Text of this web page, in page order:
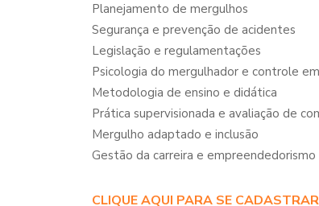
Planejamento de mergulhos
Segurança e prevenção de acidentes
Legislação e regulamentações
Psicologia do mergulhador e controle
Metodologia de ensino e didática
Prática supervisionada e avaliação de
Mergulho adaptado e inclusão
Gestão da carreira e empreendedorismo
CLIQUE AQUI PARA SE